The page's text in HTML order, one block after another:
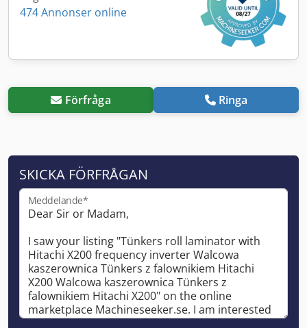
474 Annonser online
Förfråga Ringa
SKICKA FÖRFRÅGAN
Meddelande*